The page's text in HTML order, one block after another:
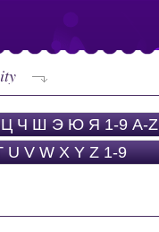
Ц Ч Ш Э Ю Я 1-9 A-Z
U V W X Y Z 1-9